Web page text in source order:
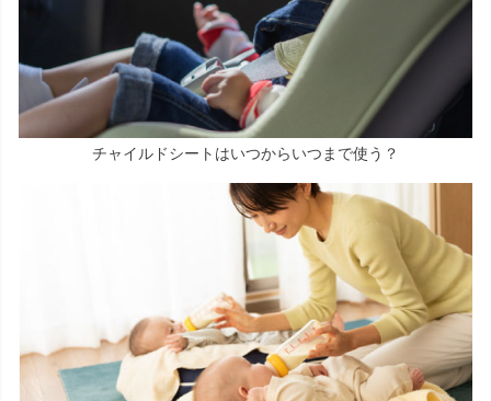
チャイルドシートはいつからいつまで使う？